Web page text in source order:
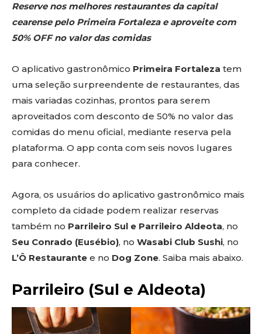
Reserve nos melhores restaurantes da capital
cearense pelo Primeira Fortaleza e aproveite com
50% OFF no valor das comidas
O aplicativo gastronômico Primeira Fortaleza tem
uma seleção surpreendente de restaurantes, das
mais variadas cozinhas, prontos para serem
aproveitados com desconto de 50% no valor das
comidas do menu oficial, mediante reserva pela
plataforma. O app conta com seis novos lugares
para conhecer.
Agora, os usuários do aplicativo gastronômico mais
completo da cidade podem realizar reservas
também no Parrileiro Sul e Parrileiro Aldeota, no
Seu Conrado (Eusébio), no Wasabi Club Sushi, no
L’Ô Restaurante e no Dog Zone. Saiba mais abaixo.
Parrileiro (Sul e Aldeota)